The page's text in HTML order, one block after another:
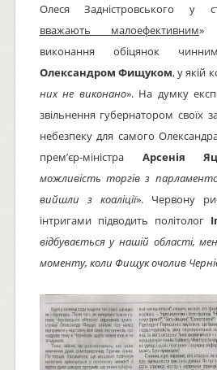
Олеся Задністровського у
вважають малоефективним»
виконання обіцянок
Олександром Фищуком, у якій
них не виконано». На думку
звільнення губернатором своїх
небезпеку для самого
прем’єр-міністра Арсенія
можливість торгів з
вийшли з коаліції». Червону
інтригами підводить політолог
відбувається у нашій області,
моменту, коли Фищук очолив